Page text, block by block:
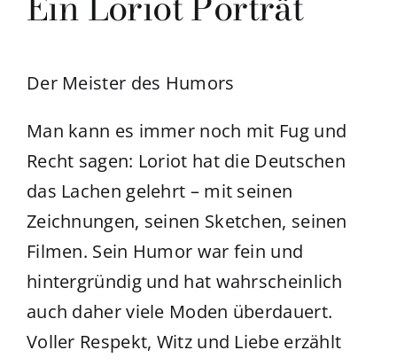
Der Meister des Humors
Man kann es immer noch mit Fug und
Recht sagen: Loriot hat die Deutschen
das Lachen gelehrt – mit seinen
Zeichnungen, seinen Sketchen, seinen
Filmen. Sein Humor war fein und
hintergründig und hat wahrscheinlich
auch daher viele Moden überdauert.
Voller Respekt, Witz und Liebe erzählt